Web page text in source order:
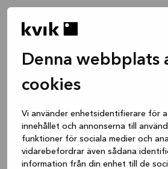
Denna webbplats
cookies
Vi använder enhetsidentifierare för
innehållet och annonserna till
funktioner för sociala medier och
vidarebefordrar även sådana
information från din enhet till de